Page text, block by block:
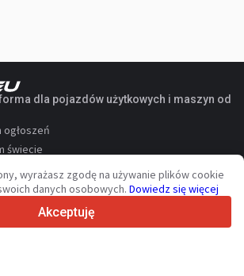
dla pojazdów użytkowych i maszyn od
ogłoszeń
świecie
wyrażasz zgodę na używanie plików cookie
danych osobowych. Dowiedz się więcej
Akceptuję